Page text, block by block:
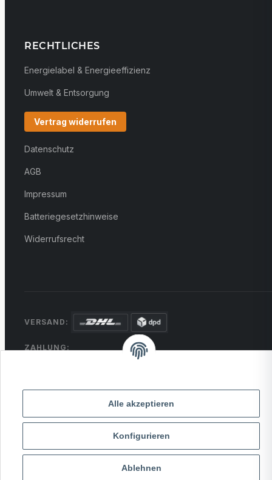
Alle akzeptieren
Konfigurieren
Ablehnen
RECHTLICHES
Energielabel & Energieeffizienz
Umwelt & Entsorgung
Vertrag widerrufen
Datenschutz
AGB
Impressum
Batteriegesetzhinweise
Widerrufsrecht
VERSAND:
ZAHLUNG:
MasterCard
* Alle Preise inkl. gesetzlicher USt., zzgl.Versand
Powered byMD IT Solutions